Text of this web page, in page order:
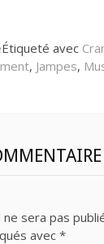
Étiqueté avec
, Jampes,
sera pas
avec *